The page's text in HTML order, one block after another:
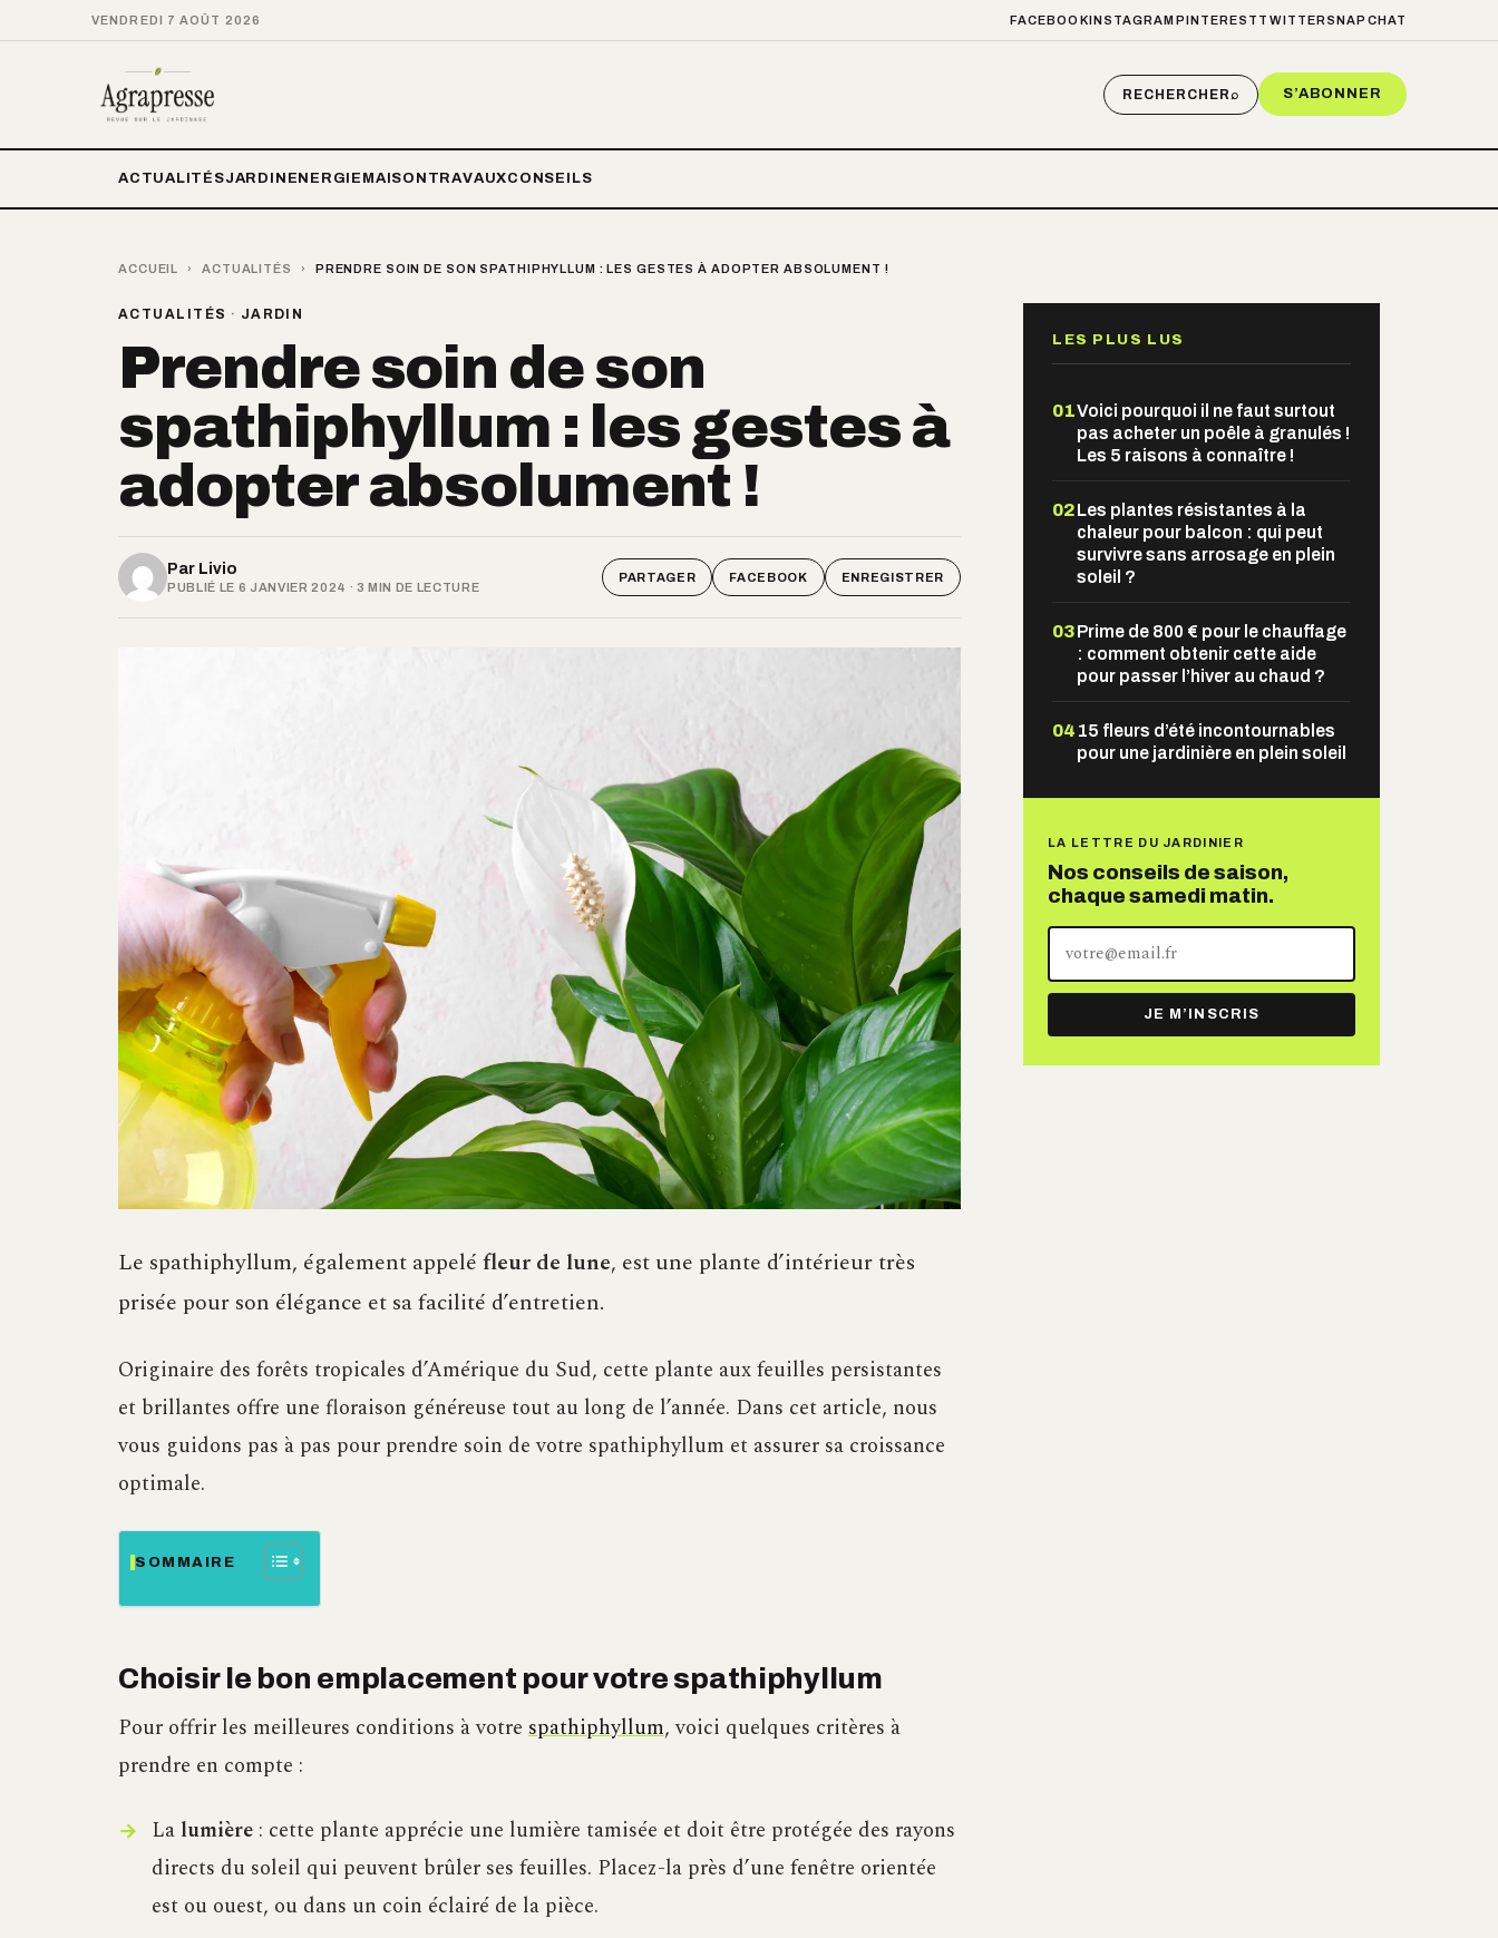
VENDREDI 7 AOÛT 2026 FACEBOOKINSTAGRAM PINTEREST TWITTER SNAPCHAT
RECHERCHER⌕ S’ABONNER
ACTUALITÉSJARDIN ENERGIE MAISON TRAVAUXCONSEILS
ACCUEIL › ACTUALITÉS › PRENDRE SOIN DE SON SPATHIPHYLLUM : LES GESTES À ADOPTER ABSOLUMENT !
ACTUALITÉS · JARDIN
Prendre soin de son
spathiphyllum : les gestes à
adopter absolument !
Par Livio
PUBLIÉ LE 6 JANVIER 2024 · 3 MIN DE LECTURE
PARTAGER FACEBOOK ENREGISTRER
Le spathiphyllum, également appelé fleur de lune, est une plante d’intérieur très
prisée pour son élégance et sa facilité d’entretien.
Originaire des forêts tropicales d’Amérique du Sud, cette plante aux feuilles persistantes
et brillantes offre une floraison généreuse tout au long de l’année. Dans cet article, nous
vous guidons pas à pas pour prendre soin de votre spathiphyllum et assurer sa croissance
optimale.
SOMMAIRE
Choisir le bon emplacement pour votre spathiphyllum
Pour offrir les meilleures conditions à votre spathiphyllum, voici quelques critères à
prendre en compte :
La lumière : cette plante apprécie une lumière tamisée et doit être protégée des rayons
directs du soleil qui peuvent brûler ses feuilles. Placez-la près d’une fenêtre orientée
est ou ouest, ou dans un coin éclairé de la pièce.
LES PLUS LUS
01Voici pourquoi il ne faut surtout
pas acheter un poêle à granulés !
Les 5 raisons à connaître !
02Les plantes résistantes à la
chaleur pour balcon : qui peut
survivre sans arrosage en plein
soleil ?
03Prime de 800 € pour le chauffage
: comment obtenir cette aide
pour passer l’hiver au chaud ?
04 15 fleurs d’été incontournables
pour une jardinière en plein soleil
LA LETTRE DU JARDINIER
Nos conseils de saison,
chaque samedi matin.
adresse
mail
JE M’INSCRIS